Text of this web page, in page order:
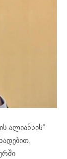
ალიანსის“